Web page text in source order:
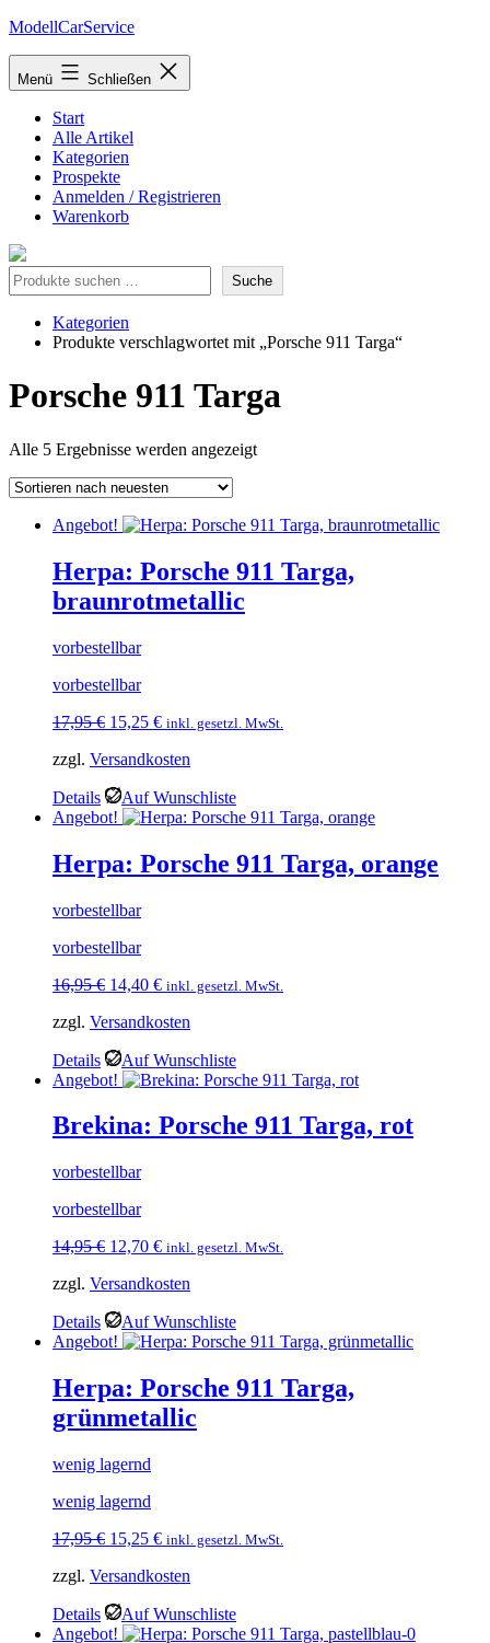
Zum
springen
ModellCarService
Menü Schließen
Start
Alle Artikel
Kategorien
Prospekte
Anmelden / Registrieren
Warenkorb
Suche Suche
Kategorien
Produkte verschlagwortet mit „Porsche 911 Targa“
Porsche 911 Targa
Alle 5 Ergebnisse werden angezeigtNach
Angebot!
Herpa: Porsche 911 Targa,
braunrotmetallic
vorbestellbar
vorbestellbar
17,95€ Ursprünglicher
war:
15,25 €Aktueller
ist:
inkl. gesetzl. MwSt.
zzgl. Versandkosten
Details
Auf Wunschliste
Angebot!
Herpa: Porsche 911 Targa, orange
vorbestellbar
vorbestellbar
16,95€ Ursprünglicher
war:
14,40 €Aktueller
ist:
inkl. gesetzl. MwSt.
zzgl. Versandkosten
Details
Auf Wunschliste
Angebot!
Brekina: Porsche 911 Targa, rot
vorbestellbar
vorbestellbar
14,95€ Ursprünglicher
war:
12,70 €Aktueller
ist:
inkl. gesetzl. MwSt.
zzgl. Versandkosten
Details
Auf Wunschliste
Angebot!
Herpa: Porsche 911 Targa,
grünmetallic
wenig lagernd
wenig lagernd
17,95€ Ursprünglicher
war:
15,25 €Aktueller
ist:
inkl. gesetzl. MwSt.
zzgl. Versandkosten
Details
Auf Wunschliste
Angebot!